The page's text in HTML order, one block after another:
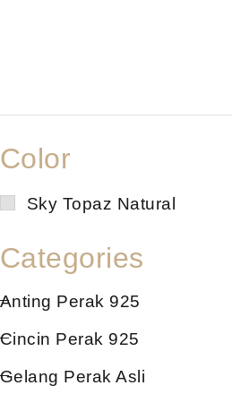
Color
Sky Topaz Natural
Categories
Anting Perak 925
Cincin Perak 925
Gelang Perak Asli